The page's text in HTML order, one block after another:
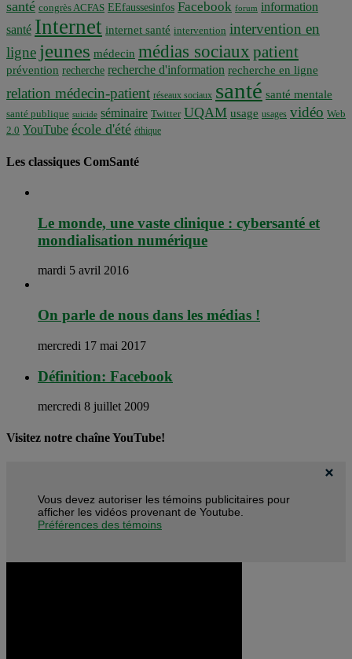
santé congrès ACFAS EEfaussesinfos Facebook forum information
santé Internet internet santé intervention intervention en
ligne jeunes médecin médias sociaux patient
prévention recherche recherche d'information recherche en ligne
relation médecin-patient réseaux sociaux santé santé mentale
santé publique suicide séminaire Twitter UQAM usage usages vidéo Web
2.0 YouTube école d'été éthique
Les classiques ComSanté
Le monde, une vaste clinique : cybersanté et
mondialisation numérique
mardi 5 avril 2016
On parle de nous dans les médias !
mercredi 17 mai 2017
Définition: Facebook
mercredi 8 juillet 2009
Visitez notre chaîne YouTube!
Vous devez autoriser les témoins publicitaires pour
afficher les vidéos provenant de Youtube.
Préférences des témoins